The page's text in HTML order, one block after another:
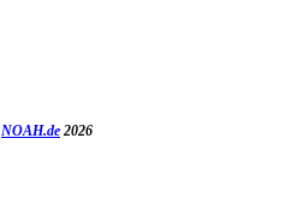
NOAH.de 2026